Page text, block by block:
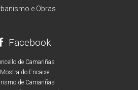
e Obras
Facebook
de Camariñas
Mostra do Encaixe
de Camariñas